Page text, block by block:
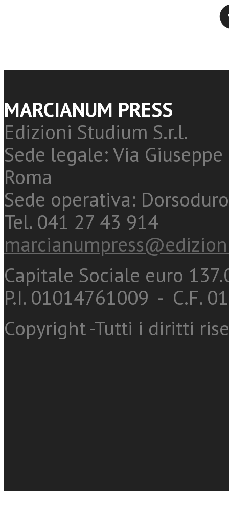
MARCIANUM PRESS
Edizioni Studium S.r.l.
Sede legale: Via
Roma
Sede operativa:
Tel. 041 27 43 914
Capitale Sociale euro
P.I. 01014761009 - C.F.
Copyright -Tutti i diritti